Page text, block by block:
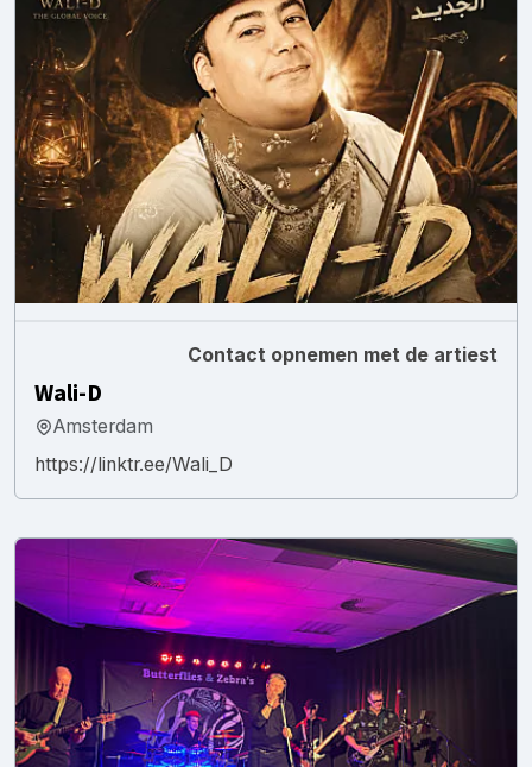
Contact opnemen met de artiest
Wali-D
Amsterdam
https://linktr.ee/Wali_D